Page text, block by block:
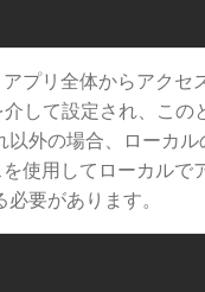
プリ全体からアク
介して設定され、こ
以外の場合、ローカ
使用してローカルで
要があります。